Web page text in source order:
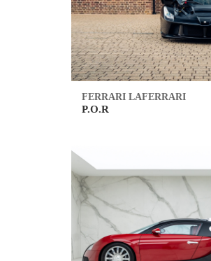
FERRARI LAFERRARI
P.O.R